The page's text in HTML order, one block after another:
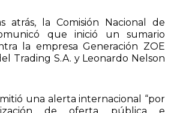
atrás, la Comisión Nacional de
que inició un sumario
la empresa Generación ZOE
Trading S.A. y Leonardo Nelson
una alerta internacional “por